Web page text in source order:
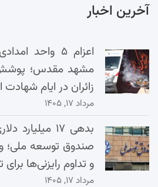
آخرین اخبار
اعزام ۵ واحد
مشهد مقدس؛ پوشش
زائران در ایام
مرداد ۱۷, ۱۴۰۵
بدهی ۱۷
و تداوم رایزنی‌ها
مرداد ۱۷, ۱۴۰۵